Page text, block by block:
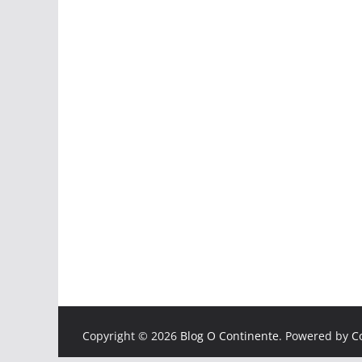
Copyright © 2026 Blog O Continente. Powered by